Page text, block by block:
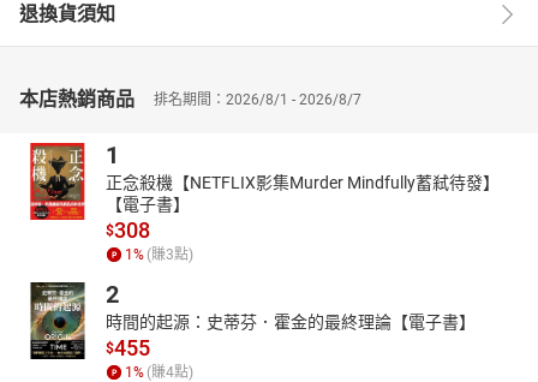
自信、表達更自然。
退換貨須知
本店熱銷商品 排名期間：2026/8/1 - 2026/8/7
1
正念殺機【NETFLIX影集Murder Mindfully蓄弒待發】
【電子書】
$308
1 % (賺3點)
2
時間的起源：史蒂芬．霍金的最終理論【電子書】
$455
1 % (賺4點)